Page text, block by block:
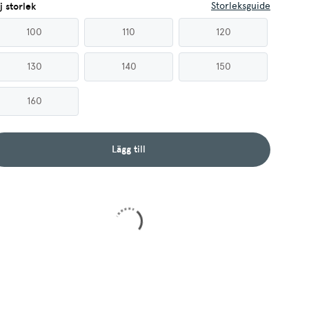
storlek Storleksguide
100 110 120
130 140 150
160
Lägg till